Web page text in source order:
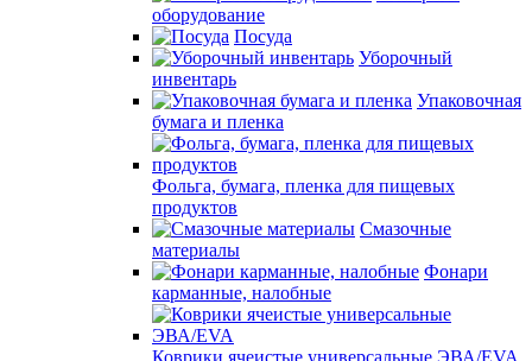
оборудование
Посуда
Уборочный
инвентарь
Упаковочная
бумага и пленка
Фольга, бумага, пленка для пищевых
продуктов
Смазочные
материалы
Фонари
карманные, налобные
Коврики ячеистые универсальные ЭВА/EVA